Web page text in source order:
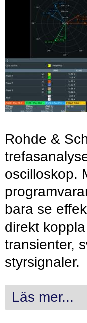
Rohde &
oscilloskop.
bara se
direkt
transienter,
styrsignaler.
Läs mer...